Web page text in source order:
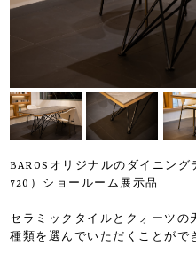
BAROSオリジナルのダイニン
720）ショールーム展示品
セラミックタイルとクォーツの
種類を選んでいただくことがで